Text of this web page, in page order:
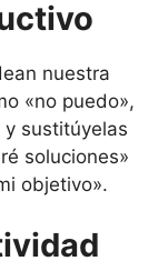
nuestra
«no puedo»,
y sustitúyelas
soluciones»
objetivo».